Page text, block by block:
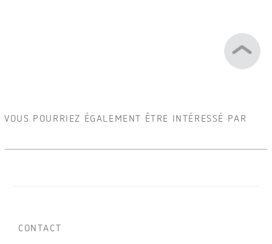
VOUS POURRIEZ ÉGALEMENT ÊTRE INTÉRESSÉ PAR
CONTACT